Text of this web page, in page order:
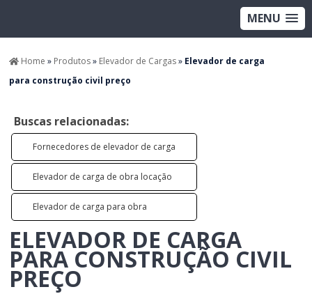
MENU
Home » Produtos» Elevador de Cargas» Elevador de carga
para construção civil preço
Buscas relacionadas:
Fornecedores de elevador de carga
Elevador de carga de obra locação
Elevador de carga para obra
ELEVADOR DE CARGA
PARA CONSTRUÇÃO CIVIL
PREÇO